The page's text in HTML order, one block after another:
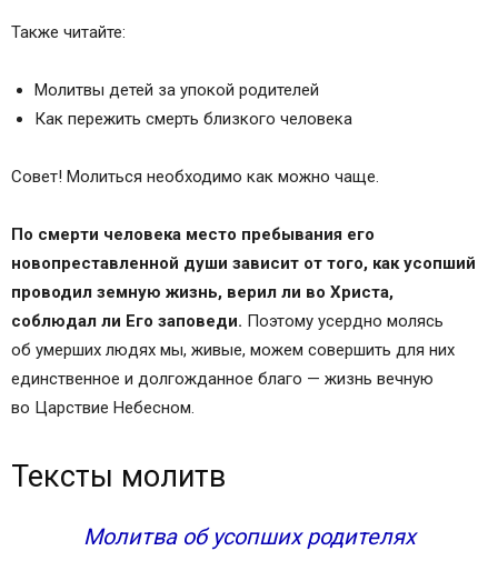
Молитва за некрещеных и мертворожденных
младенцев
Короткая молитва об усопших
Сохранить молитвы в социальных сетях:
Молитвы об усопших.
Молитва помяни господи в вере и надежде
живота вечнаго
Также читайте:
Молитвы детей за упокой родителей
Как пережить смерть близкого человека
Совет! Молиться необходимо как можно чаще.
По смерти человека место пребывания его
новопреставленной души зависит от того, как усопший
проводил земную жизнь, верил ли во Христа,
соблюдал ли Его заповеди. Поэтому усердно молясь
об умерших людях мы, живые, можем совершить для них
единственное и долгожданное благо — жизнь вечную
во Царствие Небесном.
Тексты молитв
Молитва об усопших родителях